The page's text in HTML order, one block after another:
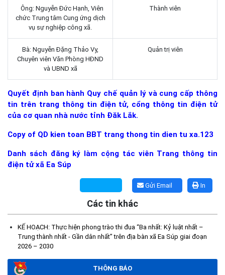
Ông: Nguyễn Đức Hạnh, Viên
chức Trung tâm Cung ứng dịch
vụ sự nghiệp công xã.
Thành viên
Bà: Nguyễn Đặng Thảo Vy,
Chuyên viên Văn Phòng HĐND
và UBND xã
Quản trị viên
Quyết định ban hành Quy chế quản lý và cung cấp thông
tin trên trang thông tin điện tử, cổng thông tin điện tử
của cơ quan nhà nước tỉnh Đăk Lắk.
Copy of QD kien toan BBT trang thong tin dien tu xa.123
Danh sách đăng ký làm cộng tác viên Trang thông tin
điện tử xã Ea Súp
In
Gửi Email
Các tin khác
KẾ HOẠCH: Thực hiện phong trào thi đua “Ba nhất: Kỷ luật nhất –
Trung thành nhất - Gần dân nhất” trên địa bàn xã Ea Súp giai đoạn
2026 – 2030
THÔNG BÁO
xác định được thông tin trong nghĩa trang liệt sĩ trên địa bàn xã
Ea Súp để giám định AND
Thông báo nghiêm cấm sử dụng đất với khu vực Quy hoạch
cấp đất sản xuất cho các hộ nghèo, cận nghèo thiếu đất sản
(06/08/2026)
đo đạc, lập bản đồ địa chính, lập hồ sơ địa chính và hoàn thành